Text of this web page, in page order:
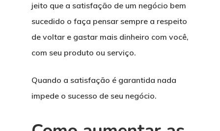
jeito que a satisfação de um negócio bem
sucedido o faça pensar sempre a respeito
de voltar e gastar mais dinheiro com você,
com seu produto ou serviço.
Quando a satisfação é garantida nada
impede o sucesso de seu negócio.